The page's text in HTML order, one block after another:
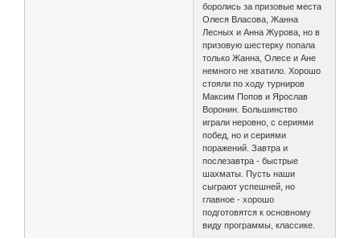
боролись за призовые места
Олеся Власова, Жанна
Лесных и Анна Журова, но в
призовую шестерку попала
только Жанна, Олесе и Ане
немного не хватило. Хорошо
стояли по ходу турниров
Максим Попов и Ярослав
Воронин. Большинство
играли неровно, с сериями
побед, но и сериями
поражений. Завтра и
послезавтра - быстрые
шахматы. Пусть наши
сыграют успешней, но
главное - хорошо
подготовятся к основному
виду программы, классике.